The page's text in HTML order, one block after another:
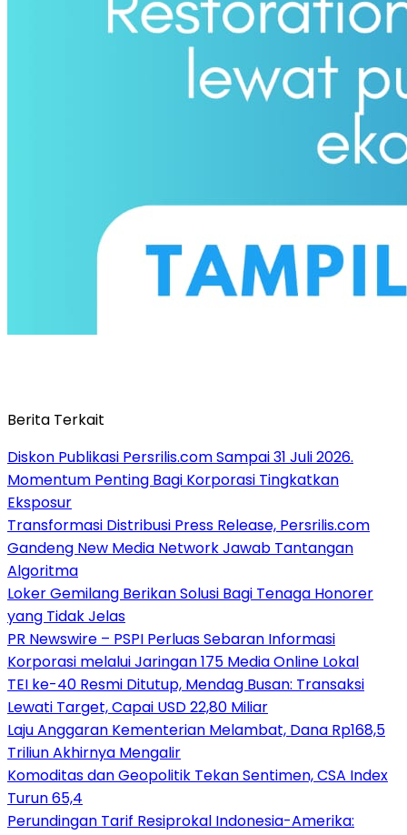
Berita Terkait
Diskon Publikasi Persrilis.com Sampai 31 Juli 2026.
Momentum Penting Bagi Korporasi Tingkatkan
Eksposur
Transformasi Distribusi Press Release, Persrilis.com
Gandeng New Media Network Jawab Tantangan
Algoritma
Loker Gemilang Berikan Solusi Bagi Tenaga Honorer
yang Tidak Jelas
PR Newswire – PSPI Perluas Sebaran Informasi
Korporasi melalui Jaringan 175 Media Online Lokal
TEI ke-40 Resmi Ditutup, Mendag Busan: Transaksi
Lewati Target, Capai USD 22,80 Miliar
Laju Anggaran Kementerian Melambat, Dana Rp168,5
Triliun Akhirnya Mengalir
Komoditas dan Geopolitik Tekan Sentimen, CSA Index
Turun 65,4
Perundingan Tarif Resiprokal Indonesia-Amerika: